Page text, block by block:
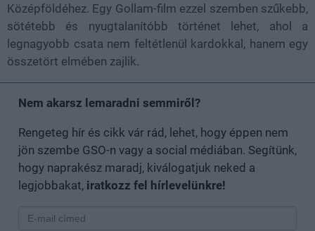
Középföldéhez. Egy Gollam-film ezzel szemben szűkebb,
sötétebb és nyugtalanítóbb történet lehet, ahol a
legnagyobb csata nem feltétlenül kardokkal, hanem egy
összetört elmében zajlik.
Nem akarsz lemaradni semmiről?
Rengeteg hír és cikk vár rád, lehet, hogy éppen nem
jön szembe GSO-n vagy a social médiában. Segítünk,
hogy naprakész maradj, kiválogatjuk neked a
legjobbakat, iratkozz fel hírlevelünkre!